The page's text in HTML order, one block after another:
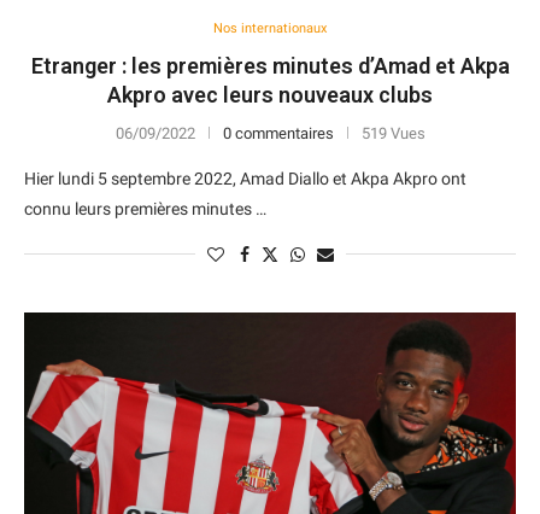
Nos internationaux
Etranger : les premières minutes d’Amad et Akpa
Akpro avec leurs nouveaux clubs
06/09/2022 0 commentaires 519 Vues
Hier lundi 5 septembre 2022, Amad Diallo et Akpa Akpro ont
connu leurs premières minutes …